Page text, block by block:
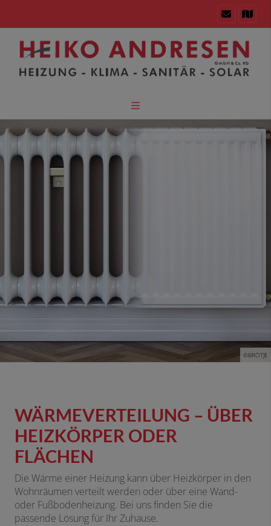
©BRÖTJE
WÄRMEVERTEILUNG – ÜBER
HEIZKÖRPER ODER
FLÄCHEN
Die Wärme einer Heizung kann über Heizkörper in den
Wohnräumen verteilt werden oder über eine Wand-
oder Fußbodenheizung. Bei uns finden Sie die
passende Lösung für Ihr Zuhause.